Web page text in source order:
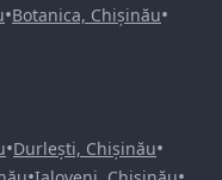
•Botanica, Chișinău•
•Durlești, Chișinău•